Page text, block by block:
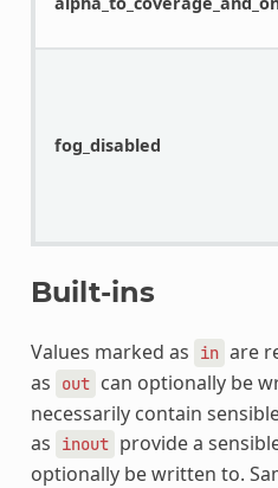
fog_disabled
Built-ins
Values marked as in are
as
out can optionally be
necessarily contain
as
inout provide a
optionally be written to.